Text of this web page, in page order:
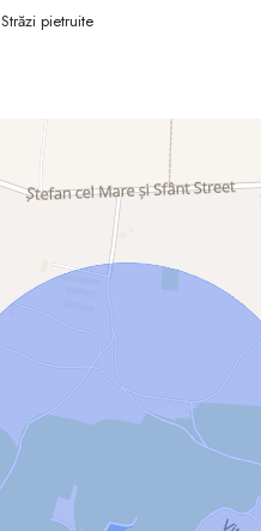
Străzi pietruite